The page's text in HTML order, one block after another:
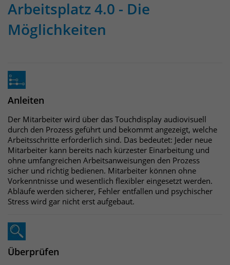
Arbeitsplatz 4.0 - Die
Möglichkeiten
Anleiten
Der Mitarbeiter wird über das Touchdisplay audiovisuell
durch den Prozess geführt und bekommt angezeigt, welche
Arbeitsschritte erforderlich sind. Das bedeutet: Jeder neue
Mitarbeiter kann bereits nach kürzester Einarbeitung und
ohne umfangreichen Arbeitsanweisungen den Prozess
sicher und richtig bedienen. Mitarbeiter können ohne
Vorkenntnisse und wesentlich flexibler eingesetzt werden.
Abläufe werden sicherer, Fehler entfallen und psychischer
Stress wird gar nicht erst aufgebaut.
Überprüfen